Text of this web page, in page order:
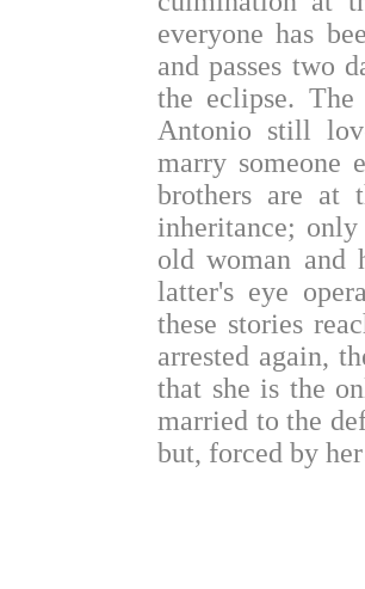
everyone has
and passes two
the eclipse.
Antonio still
marry someone
brothers are at
inheritance;
old woman and
latter's eye
these stories
arrested again,
that she is the
married to the
but, forced by